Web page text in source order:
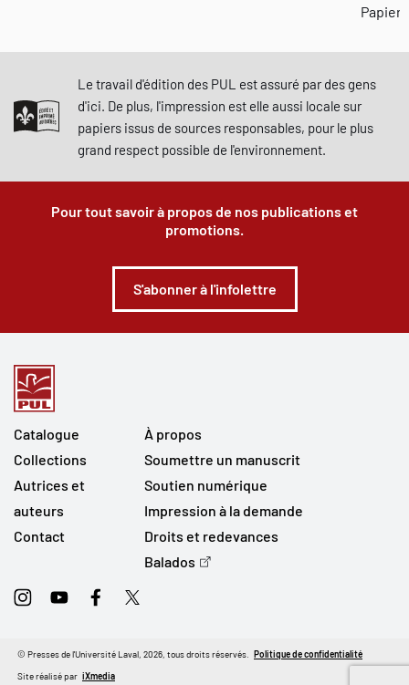
Papier
Le travail d'édition des PUL est assuré par des gens
d'ici. De plus, l'impression est elle aussi locale sur
papiers issus de sources responsables, pour le plus
grand respect possible de l'environnement.
Pour tout savoir à propos de nos publications et
promotions.
S'abonner à l'infolettre
Catalogue
Collections
Autrices et
auteurs
Contact
À propos
Soumettre un manuscrit
Soutien numérique
Impression à la demande
Droits et redevances
Balados
InstagramYoutubeFacebookTwitter
Site réalisé par iXmedia
© Presses de l'Université Laval, 2026, tous droits réservés. Politique de confidentialité